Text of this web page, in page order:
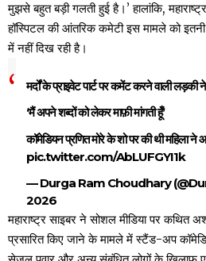
मुझसे बहुत बड़ी गलती हुई है।’ हालांकि,
हॉस्पिटल की आंतरिक कमेटी इस मामले को
में नहीं दिख रही है।
मर्दों के प्राइवेट पार्ट पर कमेंट करने वाली लड़की
‘मैं अपने शब्दों को लेकर माफ़ी मांगती हूँ’
कॉमेडियन प्रणित मोरे के शो पर की थी महिला ने
pic.twitter.com/AbLUFGYI1k
— Durga Ram Choudhary
2026
महाराष्ट्र साइबर ने सोशल मीडिया पर
प्रसारित किए जाने के मामले में स्टैंड-अप